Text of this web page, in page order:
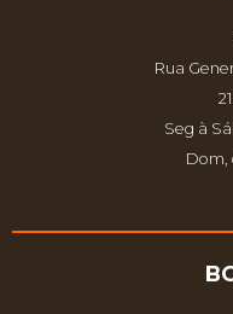
Rua
Seg à
Dom,